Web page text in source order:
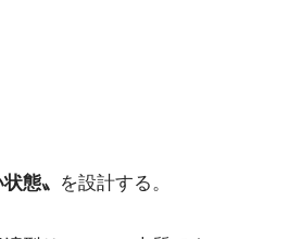
態〟 を設計する。